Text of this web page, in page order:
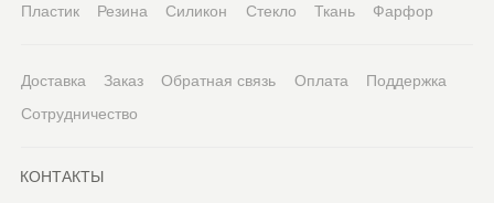
Пластик
Резина Силикон Стекло Ткань Фарфор
Доставка Заказ Обратная связь Оплата
Поддержка
Сотрудничество
КОНТАКТЫ